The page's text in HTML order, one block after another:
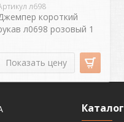
л698
короткий
л0698 розовый 1
Показать цену
Каталог